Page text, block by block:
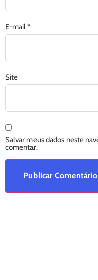
E-mail*
Site
Salvar meus dados neste
comentar.